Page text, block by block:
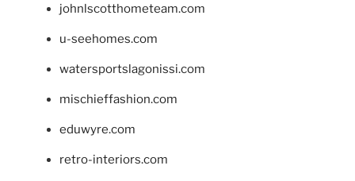
johnlscotthometeam.com
u-seehomes.com
watersportslagonissi.com
mischieffashion.com
eduwyre.com
retro-interiors.com